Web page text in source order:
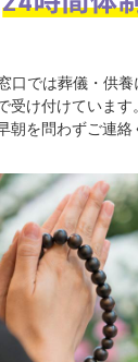
口では葬儀・供
受け付けています
朝を問わずご連絡